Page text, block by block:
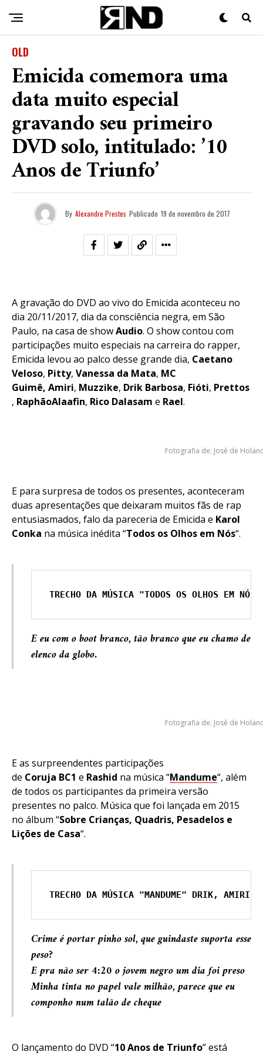
OLD
Emicida comemora uma
data muito especial
gravando seu primeiro
DVD solo, intitulado: ’10
Anos de Triunfo’
By Alexandre Prestes Publicado 19 de novembro de 2017
A gravação do DVD ao vivo do Emicida aconteceu no
dia 20/11/2017, dia da consciência negra, em São
Paulo, na casa de showAudio. O show contou com
participações muito especiais na carreira do rapper,
Emicida levou ao palco desse grande dia, Caetano
Veloso, Pitty, Vanessa da Mata, MC
Guimê, Amiri, Muzzike, Drik Barbosa, Fióti, Prettos
, RaphãoAlaafin, Rico Dalasam e Rael.
Fotografia de: José de
E para surpresa de todos os presentes, aconteceram
duas apresentações que deixaram muitos fãs de rap
entusiasmados, falo da pareceria de Emicida e Karol
Conka na música inédita “Todos os Olhos em Nós“.
TRECHO DA MÚSICA "TODOS OS OLHOS EM
E eu com o boot branco, tão branco que eu chamo de
elenco da globo.
Fotografia de: José de
E as surpreendentes participações
de Coruja BC1 e Rashid na música “Mandume“, além
de todos os participantes da primeira versão
presentes no palco. Música que foi lançada em 2015
no álbum “Sobre Crianças, Quadris, Pesadelos e
Lições de Casa“.
TRECHO DA MÚSICA "MANDUME" DRIK,
Crime é portar pinho sol, que guindaste suporta esse
peso?
E pra não ser 4:20 o jovem negro um dia foi preso
Minha tinta no papel vale milhão, parece que eu
componho num talão de cheque
O lançamento do DVD “10 Anos de Triunfo” está